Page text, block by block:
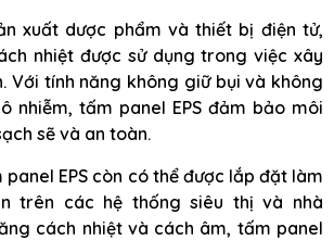
xuất dược phẩm và thiết bị điện tử,
nhiệt được sử dụng trong việc xây
Với tính năng không giữ bụi và không
nhiễm, tấm panel EPS đảm bảo môi
sẽ và an toàn.
panel EPS còn có thể được lắp đặt làm
trên các hệ thống siêu thị và nhà
cách nhiệt và cách âm, tấm panel